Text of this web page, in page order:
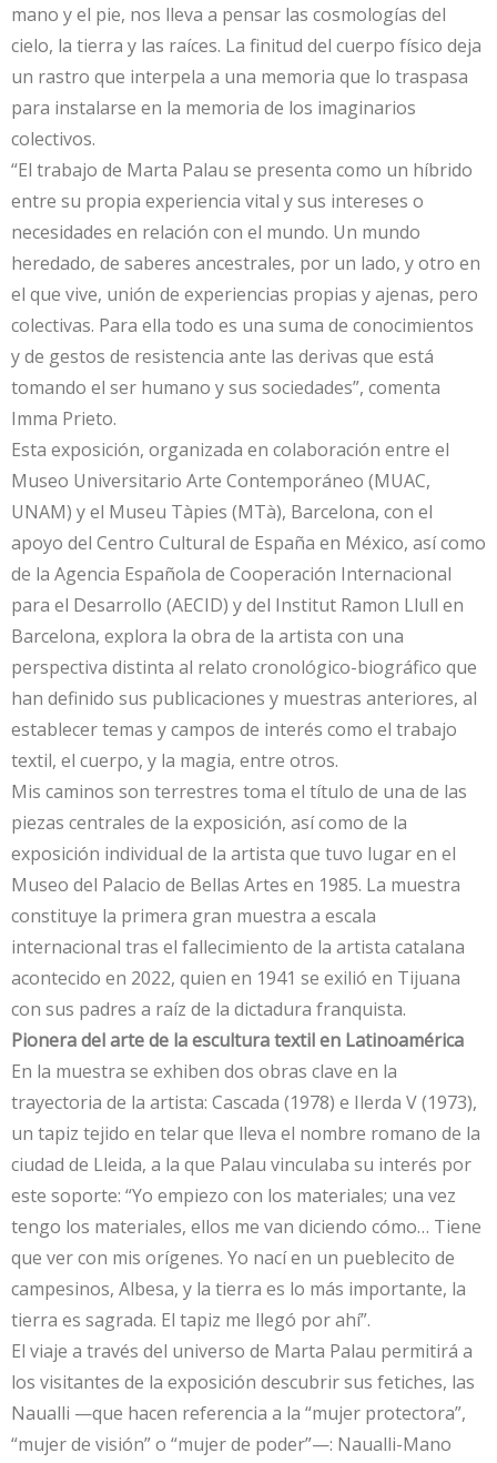
mano y el pie, nos lleva a pensar las cosmologías del
cielo, la tierra y las raíces. La finitud del cuerpo físico deja
un rastro que interpela a una memoria que lo traspasa
para instalarse en la memoria de los imaginarios
colectivos.
“El trabajo de Marta Palau se presenta como un híbrido
entre su propia experiencia vital y sus intereses o
necesidades en relación con el mundo. Un mundo
heredado, de saberes ancestrales, por un lado, y otro en
el que vive, unión de experiencias propias y ajenas, pero
colectivas. Para ella todo es una suma de conocimientos
y de gestos de resistencia ante las derivas que está
tomando el ser humano y sus sociedades”, comenta
Imma Prieto.
Esta exposición, organizada en colaboración entre el
Museo Universitario Arte Contemporáneo (MUAC,
UNAM) y el Museu Tàpies (MTà), Barcelona, con el
apoyo del Centro Cultural de España en México, así como
de la Agencia Española de Cooperación Internacional
para el Desarrollo (AECID) y del Institut Ramon Llull en
Barcelona, explora la obra de la artista con una
perspectiva distinta al relato cronológico-biográfico que
han definido sus publicaciones y muestras anteriores, al
establecer temas y campos de interés como el trabajo
textil, el cuerpo, y la magia, entre otros.
Mis caminos son terrestres toma el título de una de las
piezas centrales de la exposición, así como de la
exposición individual de la artista que tuvo lugar en el
Museo del Palacio de Bellas Artes en 1985. La muestra
constituye la primera gran muestra a escala
internacional tras el fallecimiento de la artista catalana
acontecido en 2022, quien en 1941 se exilió en Tijuana
con sus padres a raíz de la dictadura franquista.
Pionera del arte de la escultura textil en Latinoamérica
En la muestra se exhiben dos obras clave en la
trayectoria de la artista: Cascada (1978) e Ilerda V (1973),
un tapiz tejido en telar que lleva el nombre romano de la
ciudad de Lleida, a la que Palau vinculaba su interés por
este soporte: “Yo empiezo con los materiales; una vez
tengo los materiales, ellos me van diciendo cómo… Tiene
que ver con mis orígenes. Yo nací en un pueblecito de
campesinos, Albesa, y la tierra es lo más importante, la
tierra es sagrada. El tapiz me llegó por ahí”.
El viaje a través del universo de Marta Palau permitirá a
los visitantes de la exposición descubrir sus fetiches, las
Naualli —que hacen referencia a la “mujer protectora”,
“mujer de visión” o “mujer de poder”—: Naualli-Mano